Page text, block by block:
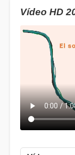
Vídeo HD